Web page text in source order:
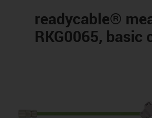
readycable®
RKG0065, basic